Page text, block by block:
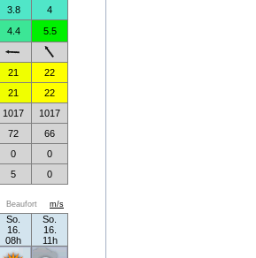
3.8
4
4.4
5.5
21
22
21
22
1017
1017
72
66
0
0
5 0
Beaufort m/s
So.
16.
08h
So.
16.
11h